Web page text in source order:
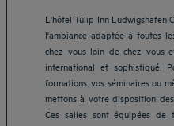
L'hôtel Tulip Inn Ludwigshafen
l'ambiance adaptée à toutes
chez vous loin de chez vous
international et sophistiqué.
formations, vos séminaires ou
mettons à votre disposition
Ces salles sont équipées de
Hôtels Aix-les-Bains
Hôtels Marseille